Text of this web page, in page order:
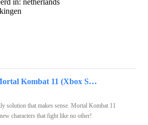
Mortal Kombat 11 (Xbox Series X/S) - Xbox Live Account - GLOBAL
solution that makes sense. Mortal Kombat 11
characters that fight like no other!